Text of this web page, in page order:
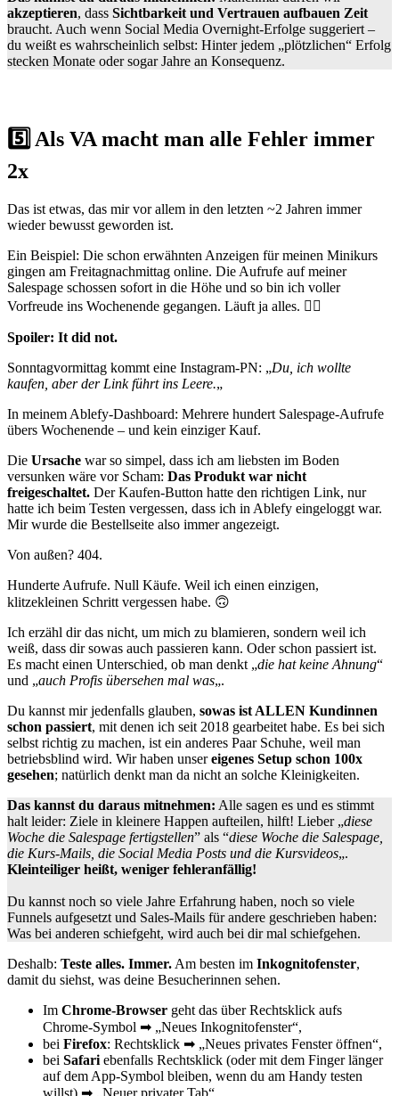
akzeptieren, dass Sichtbarkeit und Vertrauen aufbauen Zeit
braucht. Auch wenn Social Media Overnight-Erfolge suggeriert –
du weißt es wahrscheinlich selbst: Hinter jedem „plötzlichen“ Erfolg
stecken Monate oder sogar Jahre an Konsequenz.
5️⃣ Als VA macht man alle Fehler immer
2x
Das ist etwas, das mir vor allem in den letzten ~2 Jahren immer
wieder bewusst geworden ist.
Ein Beispiel: Die schon erwähnten Anzeigen für meinen Minikurs
gingen am Freitagnachmittag online. Die Aufrufe auf meiner
Salespage schossen sofort in die Höhe und so bin ich voller
Vorfreude ins Wochenende gegangen. Läuft ja alles. ✌🏻
Spoiler: It did not.
Sonntagvormittag kommt eine Instagram-PN: „Du, ich wollte
kaufen, aber der Link führt ins Leere.„
In meinem Ablefy-Dashboard: Mehrere hundert Salespage-Aufrufe
übers Wochenende – und kein einziger Kauf.
Die Ursache war so simpel, dass ich am liebsten im Boden
versunken wäre vor Scham: Das Produkt war nicht
freigeschaltet. Der Kaufen-Button hatte den richtigen Link, nur
hatte ich beim Testen vergessen, dass ich in Ablefy eingeloggt war.
Mir wurde die Bestellseite also immer angezeigt.
Von außen? 404.
Hunderte Aufrufe. Null Käufe. Weil ich einen einzigen,
klitzekleinen Schritt vergessen habe. 🙃
Ich erzähl dir das nicht, um mich zu blamieren, sondern weil ich
weiß, dass dir sowas auch passieren kann. Oder schon passiert ist.
Es macht einen Unterschied, ob man denkt „die hat keine Ahnung“
und „auch Profis übersehen mal was„.
Du kannst mir jedenfalls glauben, sowas ist ALLEN Kundinnen
schon passiert, mit denen ich seit 2018 gearbeitet habe. Es bei sich
selbst richtig zu machen, ist ein anderes Paar Schuhe, weil man
betriebsblind wird. Wir haben unsereigenes Setup schon 100x
gesehen; natürlich denkt man da nicht an solche Kleinigkeiten.
Das kannst du daraus mitnehmen: Alle sagen es und es stimmt
halt leider: Ziele in kleinere Happen aufteilen, hilft! Lieber „diese
Woche die Salespage fertigstellen” als “diese Woche die Salespage,
die Kurs-Mails, die Social Media Posts und die Kursvideos„.
Kleinteiliger heißt, weniger fehleranfällig!
Du kannst noch so viele Jahre Erfahrung haben, noch so viele
Funnels aufgesetzt und Sales-Mails für andere geschrieben haben:
Was bei anderen schiefgeht, wird auch bei dir mal schiefgehen.
Deshalb: Teste alles. Immer. Am besten im Inkognitofenster,
damit du siehst, was deine Besucherinnen sehen.
Im Chrome-Browser geht das über Rechtsklick aufs
Chrome-Symbol ➡ „Neues Inkognitofenster“,
bei Firefox: Rechtsklick ➡ „Neues privates Fenster öffnen“,
bei Safari ebenfalls Rechtsklick (oder mit dem Finger länger
auf dem App-Symbol bleiben, wenn du am Handy testen